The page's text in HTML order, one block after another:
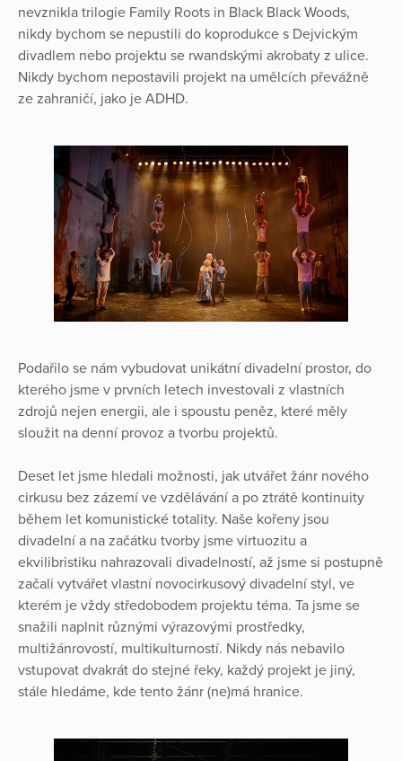
nevznikla trilogie Family Roots in Black Black Woods,
nikdy bychom se nepustili do koprodukce s Dejvickým
divadlem nebo projektu se rwandskými akrobaty z ulice.
Nikdy bychom nepostavili projekt na umělcích převážně
ze zahraničí, jako je ADHD.
Podařilo se nám vybudovat unikátní divadelní prostor, do
kterého jsme v prvních letech investovali z vlastních
zdrojů nejen energii, ale i spoustu peněz, které měly
sloužit na denní provoz a tvorbu projektů.
Deset let jsme hledali možnosti, jak utvářet žánr nového
cirkusu bez zázemí ve vzdělávání a po ztrátě kontinuity
během let komunistické totality. Naše kořeny jsou
divadelní a na začátku tvorby jsme virtuozitu a
ekvilibristiku nahrazovali divadelností, až jsme si postupně
začali vytvářet vlastní novocirkusový divadelní styl, ve
kterém je vždy středobodem projektu téma. Ta jsme se
snažili naplnit různými výrazovými prostředky,
multižánrovostí, multikulturností. Nikdy nás nebavilo
vstupovat dvakrát do stejné řeky, každý projekt je jiný,
stále hledáme, kde tento žánr (ne)má hranice.